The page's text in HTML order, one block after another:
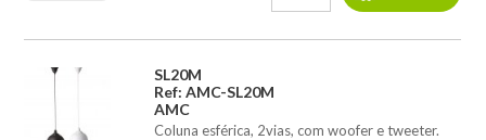
SL20M
Ref: AMC-SL20M
AMC
Coluna esférica, 2vias, com woofer e tweeter.